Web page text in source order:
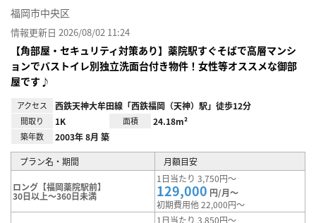
福岡市中央区
情報更新日 2026/08/02 11:24
【角部屋・セキュリティ対策あり】薬院駅すぐそばで高層マンシ
ョンでバストイレ別独立洗面台付き物件！女性等オススメな御部
屋です♪
アクセス 西鉄天神大牟田線「西鉄福岡（天神）駅」徒歩12分
間取り 1K 面積 24.18m²
築年数 2003年 8月 築
プラン名・期間 月額目安
ロング【福岡薬院駅前】
30日以上～360日未満
1日当たり 3,750円～
129,000 円/月～
初期費用他 22,000円～
1日当たり 3,850円～